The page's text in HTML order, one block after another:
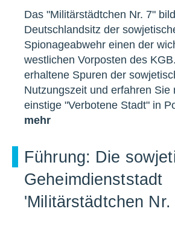
Das "Militärstädtchen Nr. 7"
Deutschlandsitz der
Spionageabwehr einen der
westlichen Vorposten des
erhaltene Spuren der
Nutzungszeit und erfahren Sie
einstige "Verbotene Stadt" in
mehr
Führung: Die
Geheimdienststadt
'Militärstädtchen Nr.